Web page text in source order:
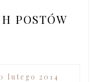
POSTÓW
lutego 2014